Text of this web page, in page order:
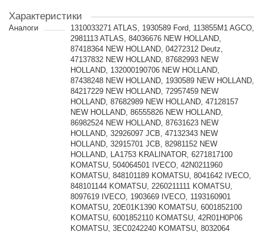
Характеристики
Аналоги
1310033271 ATLAS, 1930589 Ford, 113855M1 AGCO,
2981113 ATLAS, 84036676 NEW HOLLAND,
87418364 NEW HOLLAND, 04272312 Deutz,
47137832 NEW HOLLAND, 87682993 NEW
HOLLAND, 132000190706 NEW HOLLAND,
87438248 NEW HOLLAND, 1930589 NEW HOLLAND,
84217229 NEW HOLLAND, 72957459 NEW
HOLLAND, 87682989 NEW HOLLAND, 47128157
NEW HOLLAND, 86555826 NEW HOLLAND,
86982524 NEW HOLLAND, 87631623 NEW
HOLLAND, 32926097 JCB, 47132343 NEW
HOLLAND, 32915701 JCB, 82981152 NEW
HOLLAND, LA1753 KRALINATOR, 6271817100
KOMATSU, 504064501 IVECO, 42N0211960
KOMATSU, 848101189 KOMATSU, 8041642 IVECO,
848101144 KOMATSU, 2260211111 KOMATSU,
8097619 IVECO, 1903669 IVECO, 1193160901
KOMATSU, 20E01K1390 KOMATSU, 6001852100
KOMATSU, 6001852110 KOMATSU, 42R01H0P06
KOMATSU, 3EC0242240 KOMATSU, 8032064